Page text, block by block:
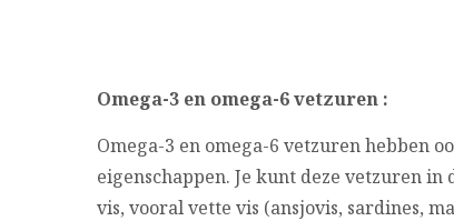
Omega-3 en omega-6 vetzuren :
Omega-3 en omega-6 vetzuren hebben
eigenschappen. Je kunt deze vetzuren
vis, vooral vette vis (ansjovis, sardines,